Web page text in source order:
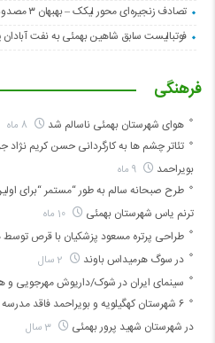
تصادف زنجیره‌ای محور لیکک – بهبهان ۳ مصدوم به جای گذاشت
فوتبالیست سابق شاهین بهمئی به نفت
فرهنگی
هوای شهرستان بهمئی ناسالم شد
بویراحمد
طرح صبحانه سالم به طور “مستمر “برای
ترنم یاس شهرستان بهمئی
طراحی پرتره مسعود پزشکیان با قرص توسط
در سوگ هرمیداس باوند
سینمای ایران در شوک/داریوش مهرجویی
۶ شهرستان کهگیلویه و بویراحمد فاقد
در شهرستان شهید پرور بهمئی